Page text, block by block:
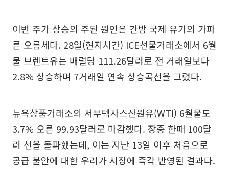
이번 주가 상승의 주된 원인은 간밤 국제 유가의 가파
른 오름세다. 28일(현지시간) ICE선물거래소에서 6월
물 브렌트유는 배럴당 111.26달러로 전 거래일보다
2.8% 상승하며 7거래일 연속 상승곡선을 그렸다.
뉴욕상품거래소의 서부텍사스산원유(WTI) 6월물도
3.7% 오른 99.93달러로 마감했다. 장중 한때 100달
러 선을 돌파했는데, 이는 지난 13일 이후 처음으로
공급 불안에 대한 우려가 시장에 즉각 반영된 결과다.